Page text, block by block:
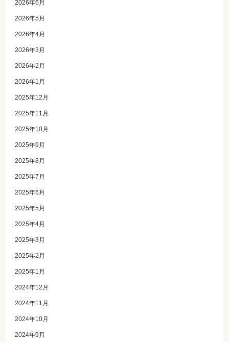
2026年6月
2026年5月
2026年4月
2026年3月
2026年2月
2026年1月
2025年12月
2025年11月
2025年10月
2025年9月
2025年8月
2025年7月
2025年6月
2025年5月
2025年4月
2025年3月
2025年2月
2025年1月
2024年12月
2024年11月
2024年10月
2024年9月